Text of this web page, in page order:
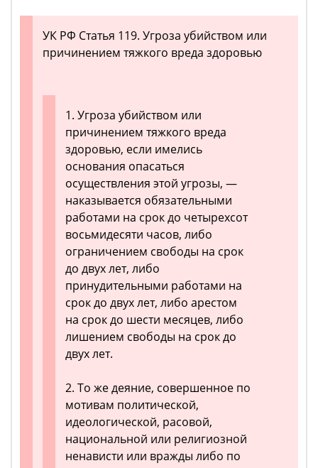
УК РФ Статья 119. Угроза убийством или
причинением тяжкого вреда здоровью
1. Угроза убийством или
причинением тяжкого вреда
здоровью, если имелись
основания опасаться
осуществления этой угрозы, —
наказывается обязательными
работами на срок до четырехсот
восьмидесяти часов, либо
ограничением свободы на срок
до двух лет, либо
принудительными работами на
срок до двух лет, либо арестом
на срок до шести месяцев, либо
лишением свободы на срок до
двух лет.
2. То же деяние, совершенное по
мотивам политической,
идеологической, расовой,
национальной или религиозной
ненависти или вражды либо по